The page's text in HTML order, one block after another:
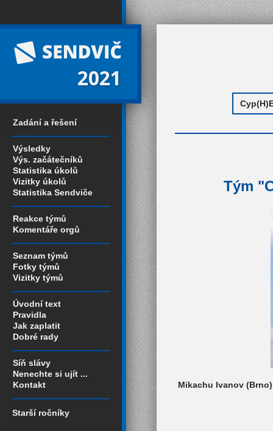
2021
Zadání a řešení
Výsledky
Výs. začátečníků
Statistika úkolů
Vizitky úkolů
Statistika Sendviče
Reakce týmů
Komentáře orgů
Seznam týmů
Fotky týmů
Vizitky týmů
Úvodní text
Pravidla
Jak zaplatit
Dobré rady
Síň slávy
Nenechte si ujít ...
Kontakt
Starší ročníky
Tým
Mikachu Ivanov